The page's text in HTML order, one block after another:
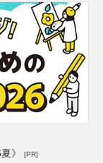
》 [PR]